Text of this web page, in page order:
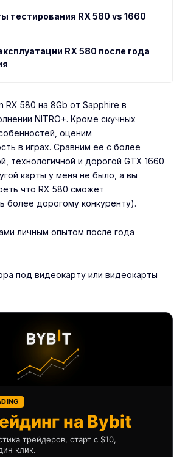
тестирования RX 580 vs 1660
RX 580 после года
RX 580 на 8Gb от Sapphire в
NITRO+. Кроме скучных
оценим
в играх. Сравним ее с более
технологичной и дорогой GTX 1660
карты у меня не было, а вы
что RX 580 сможет
более дорогому конкуренту).
личным опытом после года
под видеокарту или видеокарты
на Bybit
трейдеров, старт с $10,
клик.